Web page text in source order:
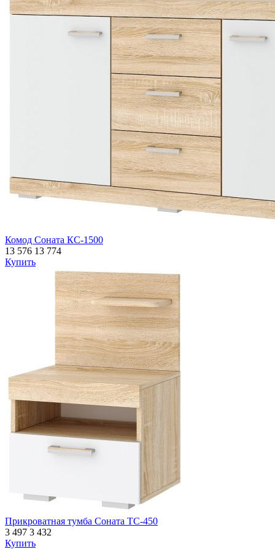
Комод Соната КС-1500
13 576 13 774
Купить
Прикроватная тумба Соната ТС-450
3 497 3 432
Купить